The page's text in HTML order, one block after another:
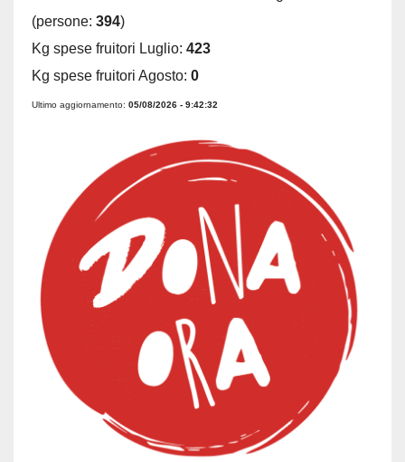
(persone: 394)
Kg spese fruitori Luglio: 423
Kg spese fruitori Agosto: 0
Ultimo aggiornamento: 05/08/2026 - 9:42:32